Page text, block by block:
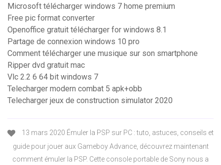
Microsoft télécharger windows 7 home premium
Free pic format converter
Openoffice gratuit télécharger for windows 8.1
Partage de connexion windows 10 pro
Comment télécharger une musique sur son smartphone
Ripper dvd gratuit mac
Vlc 2.2 6 64 bit windows 7
Telecharger modern combat 5 apk+obb
Telecharger jeux de construction simulator 2020
13 mars 2020 Émuler la PSP sur PC : tuto, astuces, conseils et
guide pour jouer aux Gameboy Advance, découvrez maintenant
comment émuler la PSP. Cette console portable de Sony nous a